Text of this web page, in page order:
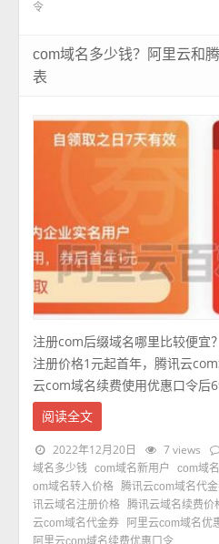
令
com域名多少钱？阿里云和
表
注册com后缀域名哪里比较便宜
注册价格1元起首年，腾讯云
云com域名续费使用优惠口令后
阅读全文
2022年12月20日 7 views
域名多少钱 com域名新用户 com域
om域名转入价格 腾讯云com域名代
讯云域名注册价格 腾讯云域名续费价
云com域名代金券
阿里云com域名优
阿里云com域名续费优惠口令